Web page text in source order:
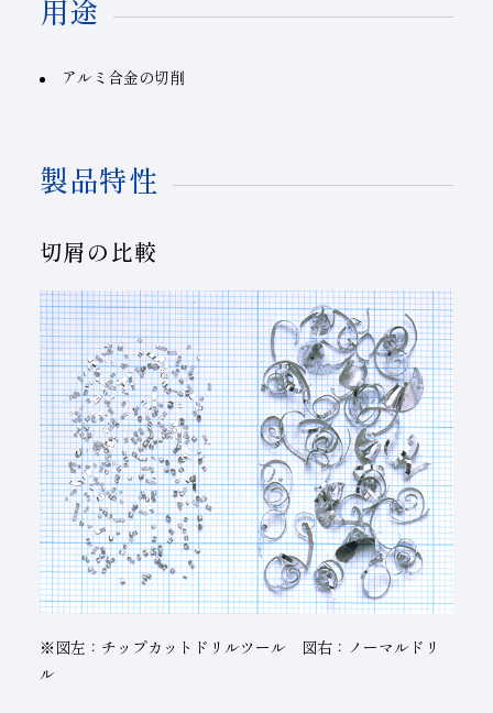
用途
アルミ合金の切削
製品特性
切屑の比較
※図左：チップカットドリルツール 図右：ノーマルドリ
ル